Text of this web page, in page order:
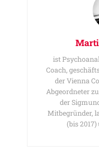
ist
Coach,
der Vienna
Abgeordneter
der
Mitbegründer,
(bis